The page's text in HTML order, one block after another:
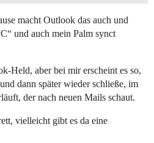
macht Outlook das auch und
und auch mein Palm synct
Held, aber bei mir erscheint es so,
dann später wieder schließe, im
der nach neuen Mails schaut.
vielleicht gibt es da eine